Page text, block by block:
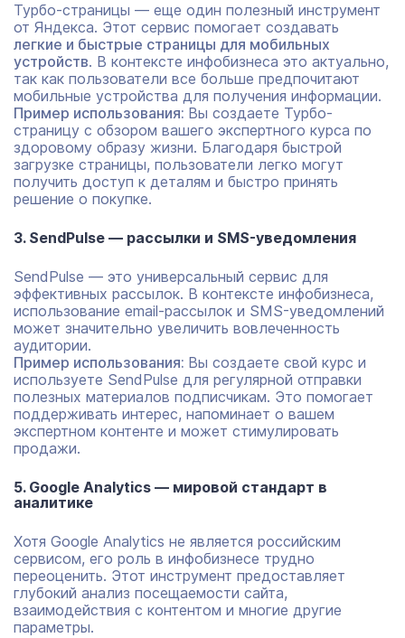
Турбо-страницы — еще один полезный инструмент
от Яндекса. Этот сервис помогает создавать
легкие и быстрые страницы для мобильных
устройств. В контексте инфобизнеса это актуально,
так как пользователи все больше предпочитают
мобильные устройства для получения информации.
Пример использования: Вы создаете Турбо-
страницу с обзором вашего экспертного курса по
здоровому образу жизни. Благодаря быстрой
загрузке страницы, пользователи легко могут
получить доступ к деталям и быстро принять
решение о покупке.
3. SendPulse — рассылки и SMS-уведомления
SendPulse — это универсальный сервис для
эффективных рассылок. В контексте инфобизнеса,
использование email-рассылок и SMS-уведомлений
может значительно увеличить вовлеченность
аудитории.
Пример использования: Вы создаете свой курс и
используете SendPulse для регулярной отправки
полезных материалов подписчикам. Это помогает
поддерживать интерес, напоминает о вашем
экспертном контенте и может стимулировать
продажи.
5. Google Analytics — мировой стандарт в
аналитике
Хотя Google Analytics не является российским
сервисом, его роль в инфобизнесе трудно
переоценить. Этот инструмент предоставляет
глубокий анализ посещаемости сайта,
взаимодействия с контентом и многие другие
параметры.